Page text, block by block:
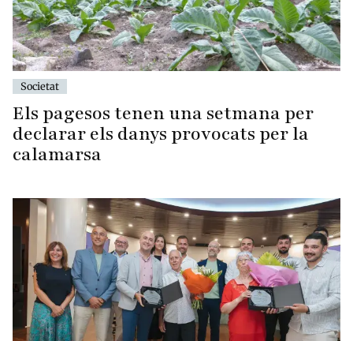
Societat
Els pagesos tenen una setmana per
declarar els danys provocats per la
calamarsa